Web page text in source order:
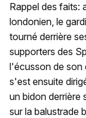
Rappel des faits:
londonien, le
tourné derrière
supporters des
l'écusson de son
s'est ensuite
un bidon derrière
sur la balustrade